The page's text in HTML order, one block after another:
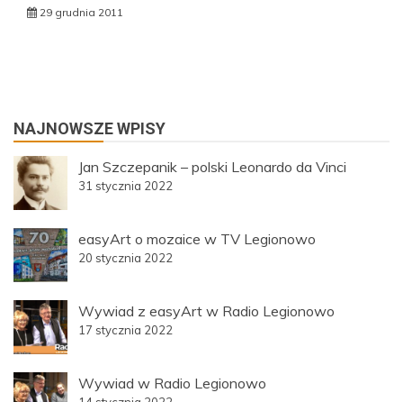
29 grudnia 2011
NAJNOWSZE WPISY
Jan Szczepanik – polski Leonardo da Vinci
31 stycznia 2022
easyArt o mozaice w TV Legionowo
20 stycznia 2022
Wywiad z easyArt w Radio Legionowo
17 stycznia 2022
Wywiad w Radio Legionowo